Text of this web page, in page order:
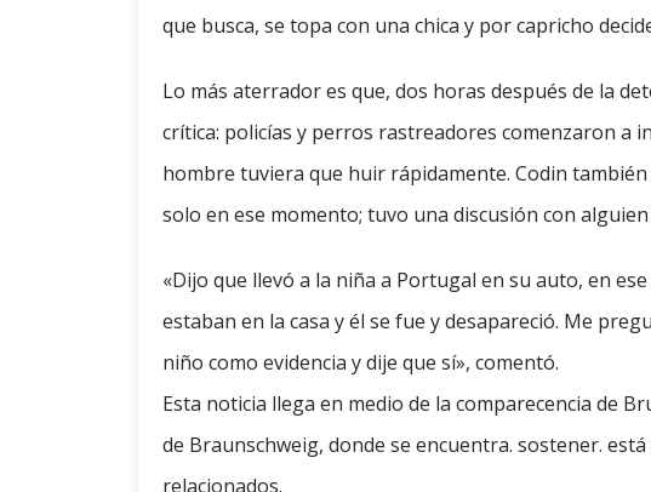
que busca, se topa con una chica y por capricho
Lo más aterrador es que, dos horas después de la
crítica: policías y perros rastreadores comenzaron a
hombre tuviera que huir rápidamente. Codin
solo en ese momento; tuvo una discusión con
«Dijo que llevó a la niña a Portugal en su auto, en
estaban en la casa y él se fue y desapareció. Me
niño como evidencia y dije que sí», comentó.
Esta noticia llega en medio de la comparecencia de
de Braunschweig, donde se encuentra. sostener.
relacionados.